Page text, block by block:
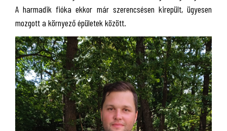
A harmadik fióka ekkor már szerencsésen kirepült, ügyesen
mozgott a környező épületek között.